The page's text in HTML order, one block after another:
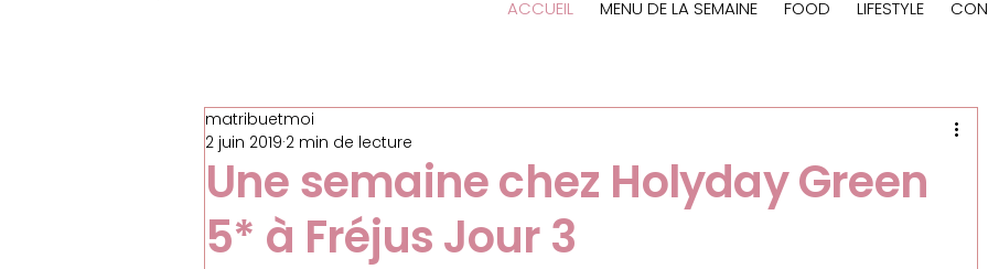
ACCUEIL MENU DE LA SEMAINE FOOD LIFESTYLE
Une semaine chez Holyday Green
5* à Fréjus Jour 3
matribuetmoi
2 juin 2019 2 min de lecture